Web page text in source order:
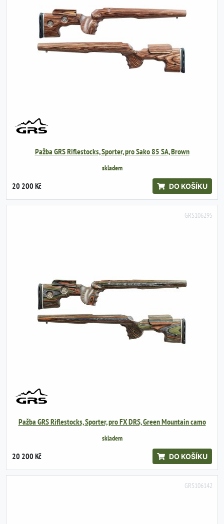
Pažba GRS Riflestocks, Sporter, pro Sako 85 SA, Brown
skladem
20 200 Kč DO KOŠÍKU
GRS106295
Pažba GRS Riflestocks, Sporter, pro FX DRS, Green Mountain camo
skladem
20 200 Kč DO KOŠÍKU
GRS106142